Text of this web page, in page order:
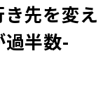
先を変え
過半数-